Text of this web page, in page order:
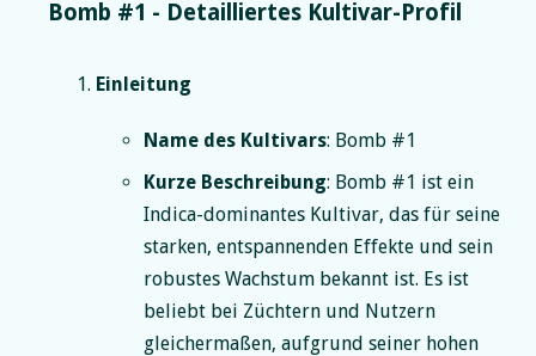
Bomb #1 - Detailliertes Kultivar-Profil
Einleitung
Name des Kultivars: Bomb #1
Kurze Beschreibung: Bomb #1 ist ein
Indica-dominantes Kultivar, das für seine
starken, entspannenden Effekte und sein
robustes Wachstum bekannt ist. Es ist
beliebt bei Züchtern und Nutzern
gleichermaßen, aufgrund seiner hohen